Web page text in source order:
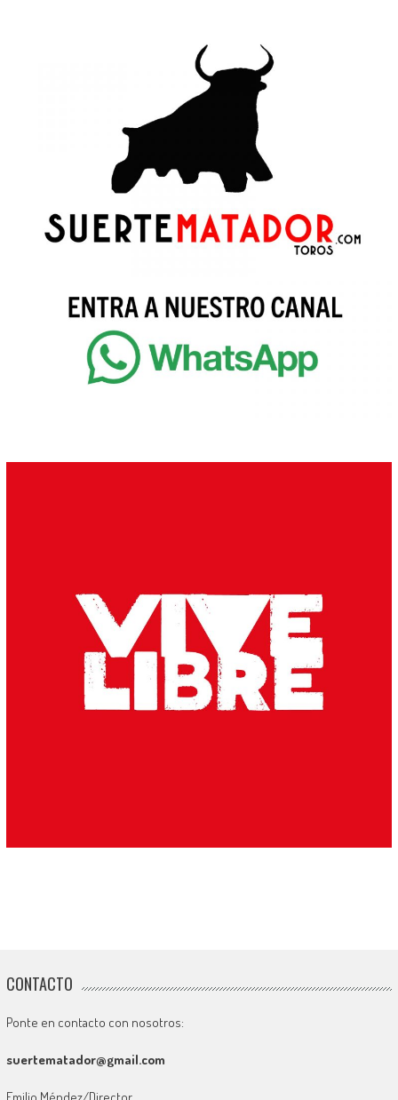
CONTACTO
Ponte en contacto con nosotros:
suertematador@gmail.com